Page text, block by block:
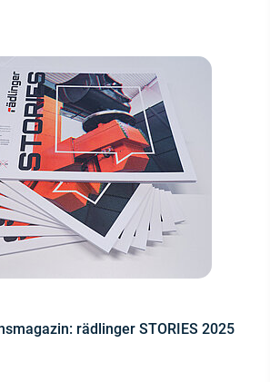
rädlinger STORIES 2025